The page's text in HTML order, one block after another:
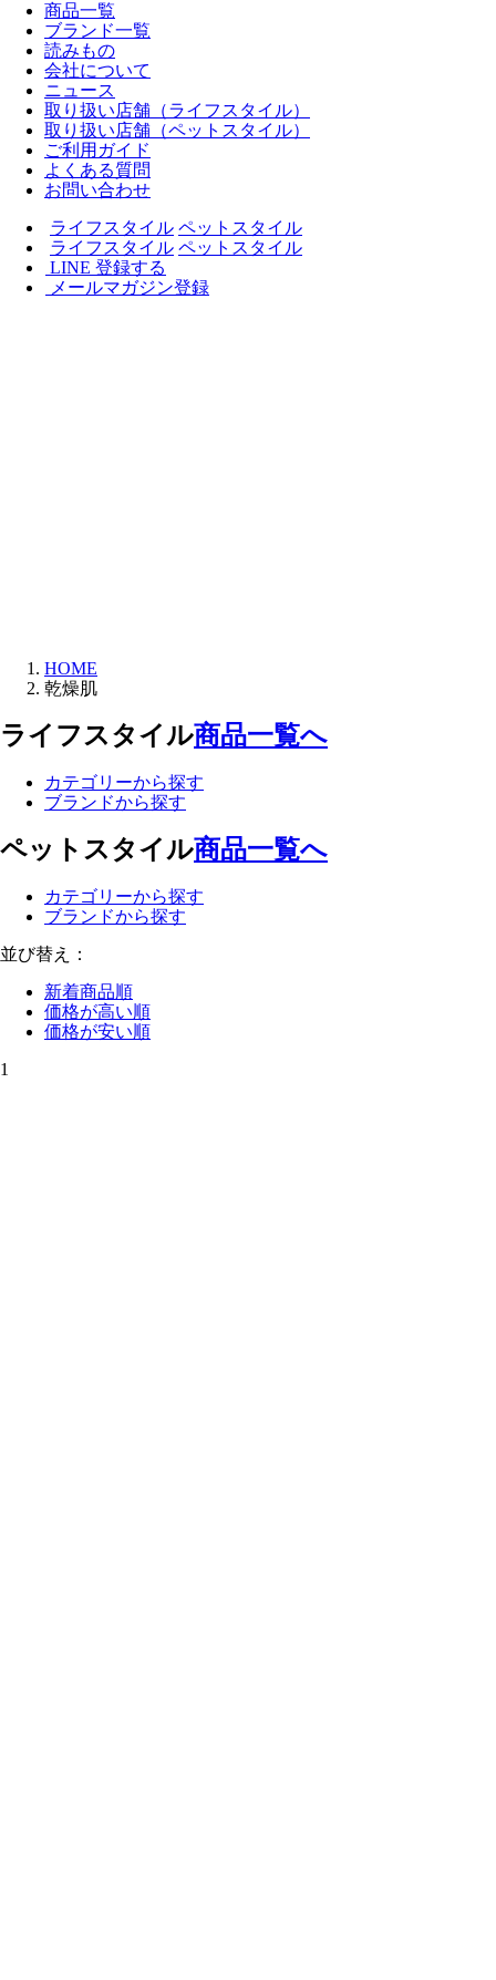
商品一覧
ブランド一覧
読みもの
会社について
ニュース
取り扱い店舗（ライフスタイル）
取り扱い店舗（ペットスタイル）
ご利用ガイド
よくある質問
お問い合わせ
ライフスタイル ペットスタイル
ライフスタイル ペットスタイル
LINE 登録する
メールマガジン登録
HOME
乾燥肌
ライフスタイル商品一覧へ
カテゴリーから探す
ブランドから探す
ペットスタイル商品一覧へ
カテゴリーから探す
ブランドから探す
並び替え：
新着商品順
価格が高い順
価格が安い順
1